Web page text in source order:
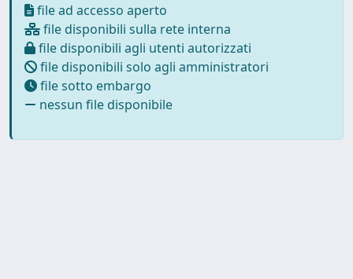
file ad accesso aperto
file disponibili sulla rete interna
file disponibili agli utenti autorizzati
file disponibili solo agli amministratori
file sotto embargo
nessun file disponibile